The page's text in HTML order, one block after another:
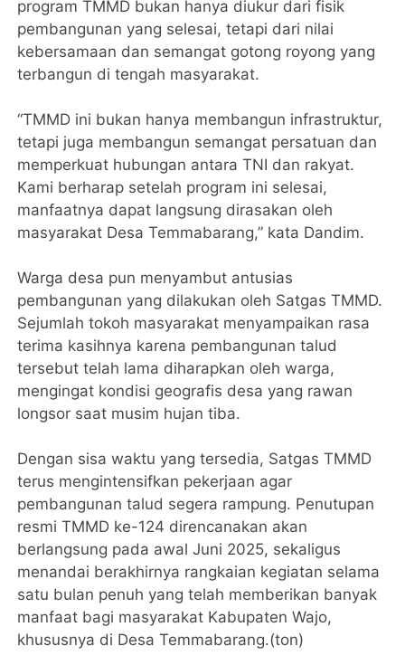
program TMMD bukan hanya diukur dari fisik
pembangunan yang selesai, tetapi dari nilai
kebersamaan dan semangat gotong royong yang
terbangun di tengah masyarakat.
“TMMD ini bukan hanya membangun infrastruktur,
tetapi juga membangun semangat persatuan dan
memperkuat hubungan antara TNI dan rakyat.
Kami berharap setelah program ini selesai,
manfaatnya dapat langsung dirasakan oleh
masyarakat Desa Temmabarang,” kata Dandim.
Warga desa pun menyambut antusias
pembangunan yang dilakukan oleh Satgas TMMD.
Sejumlah tokoh masyarakat menyampaikan rasa
terima kasihnya karena pembangunan talud
tersebut telah lama diharapkan oleh warga,
mengingat kondisi geografis desa yang rawan
longsor saat musim hujan tiba.
Dengan sisa waktu yang tersedia, Satgas TMMD
terus mengintensifkan pekerjaan agar
pembangunan talud segera rampung. Penutupan
resmi TMMD ke-124 direncanakan akan
berlangsung pada awal Juni 2025, sekaligus
menandai berakhirnya rangkaian kegiatan selama
satu bulan penuh yang telah memberikan banyak
manfaat bagi masyarakat Kabupaten Wajo,
khususnya di Desa Temmabarang.(ton)